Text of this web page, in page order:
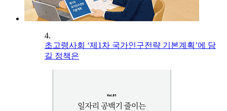
4.
초고령사회 ‘제1차 국가인구전략 기본계획’에 담
길 정책은